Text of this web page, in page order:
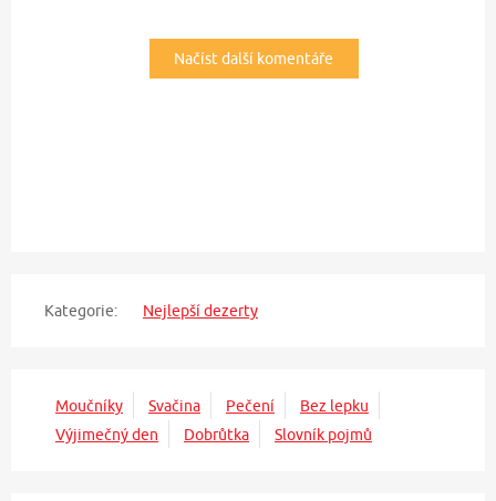
Načíst další komentáře
Kategorie: Nejlepší dezerty
Moučníky Svačina Pečení
Bez lepku
Výjimečný den
Dobrůtka Slovník pojmů